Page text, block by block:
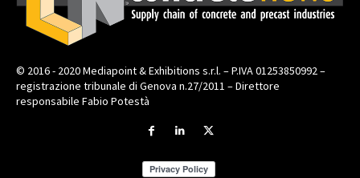
© 2016 - 2020 Mediapoint & Exhibitions s.r.l. – P.IVA 01253850992 –
registrazione tribunale di Genova n.27/2011 – Direttore
responsabile Fabio Potestà